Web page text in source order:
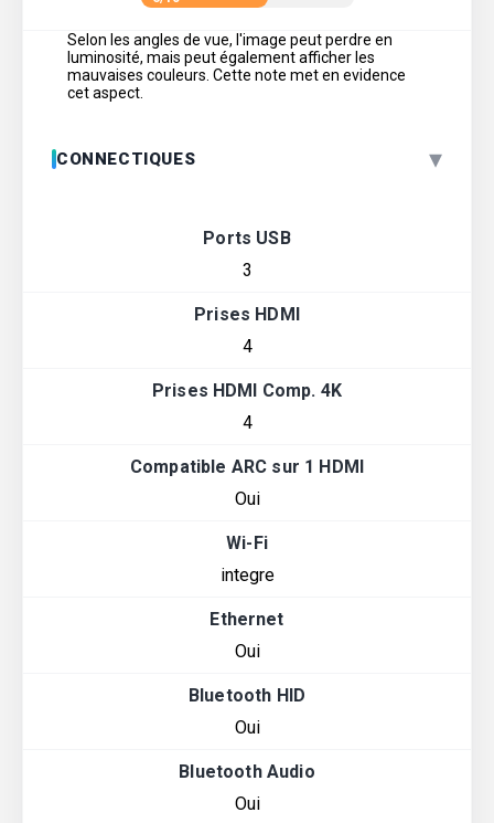
Selon les angles de vue, l'image peut perdre en
luminosité, mais peut également afficher les
mauvaises couleurs. Cette note met en evidence
cet aspect.
CONNECTIQUES ▾
Ports USB
3
Prises HDMI
4
Prises HDMI Comp. 4K
4
Compatible ARC sur 1 HDMI
Oui
Wi-Fi
integre
Ethernet
Oui
Bluetooth HID
Oui
Bluetooth Audio
Oui